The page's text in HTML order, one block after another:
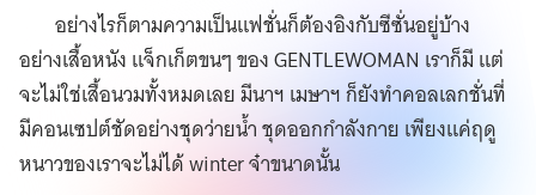
อย่างไรก็ตามความเป็นแฟชั่นก็ต้องอิงกับซีซั่นอยู่บ้าง
อย่างเสื้อหนัง แจ็กเก็ตขนๆ ของ GENTLEWOMAN เราก็มี แต่
จะไม่ใช่เสื้อนวมทั้งหมดเลย มีนาฯ เมษาฯ ก็ยังทำคอลเลกชั่นที่
มีคอนเซปต์ชัดอย่างชุดว่ายน้ำ ชุดออกกำลังกาย เพียงแค่ฤดู
หนาวของเราจะไม่ได้ winter จ๋าขนาดนั้น